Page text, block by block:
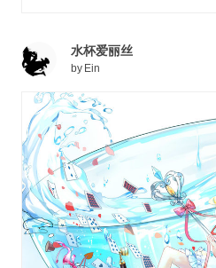
水杯爱丽丝
by Ein